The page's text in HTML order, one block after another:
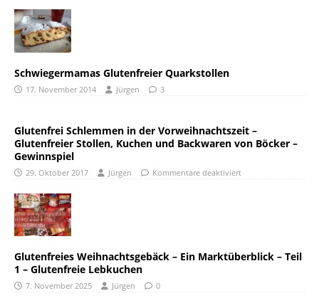
Schwiegermamas Glutenfreier Quarkstollen
17. November 2014 Jürgen 3
Glutenfrei Schlemmen in der Vorweihnachtszeit –
Glutenfreier Stollen, Kuchen und Backwaren von Böcker –
Gewinnspiel
29. Oktober 2017 Jürgen Kommentare deaktiviert
Glutenfreies Weihnachtsgebäck – Ein Marktüberblick – Teil
1 – Glutenfreie Lebkuchen
7. November 2025 Jürgen 0